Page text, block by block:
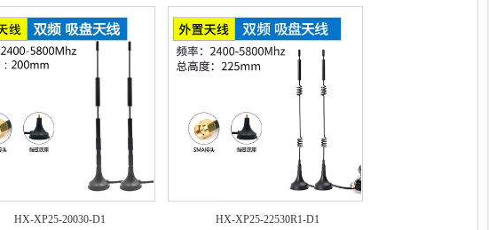
HX-XP25-20030-D1 HX-XP25-22530R1-D1